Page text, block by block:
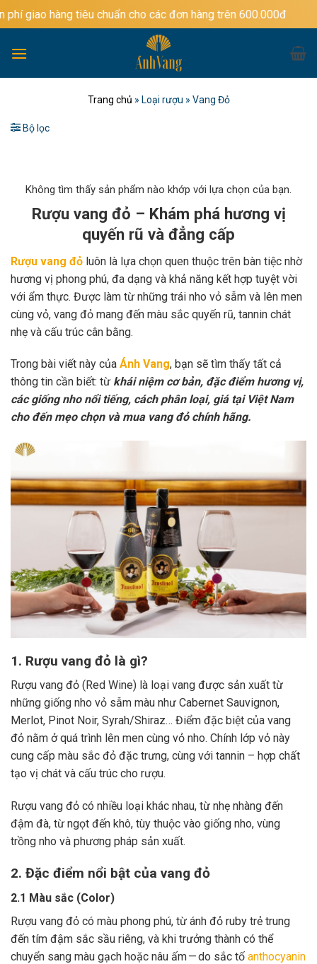
qua
dung
tiêu chuẩn cho các đơn hàng trên 600.000đ
Trang chủ » Loại rượu » Vang Đỏ
Bộ lọc
Không tìm thấy sản phẩm nào khớp với lựa chọn của bạn.
Rượu vang đỏ – Khám phá hương vị
quyến rũ và đẳng cấp
Rượu vang đỏ luôn là lựa chọn quen thuộc trên bàn tiệc nhờ
hương vị phong phú, đa dạng và khả năng kết hợp tuyệt vời
với ẩm thực. Được làm từ những trái nho vỏ sẫm và lên men
cùng vỏ, vang đỏ mang đến màu sắc quyến rũ, tannin chát
nhẹ và cấu trúc cân bằng.
Trong bài viết này của Ánh Vang, bạn sẽ tìm thấy tất cả
thông tin cần biết: từ khái niệm cơ bản, đặc điểm hương vị,
các giống nho nổi tiếng, cách phân loại, giá tại Việt Nam
cho đến mẹo chọn và mua vang đỏ chính hãng.
1. Rượu vang đỏ là gì?
Rượu vang đỏ (Red Wine) là loại vang được sản xuất từ
những giống nho vỏ sẫm màu như Cabernet Sauvignon,
Merlot, Pinot Noir, Syrah/Shiraz… Điểm đặc biệt của vang
đỏ nằm ở quá trình lên men cùng vỏ nho. Chính lớp vỏ này
cung cấp màu sắc đỏ đặc trưng, cùng với tannin – hợp chất
tạo vị chát và cấu trúc cho rượu.
Rượu vang đỏ có nhiều loại khác nhau, từ nhẹ nhàng đến
đậm đà, từ ngọt đến khô, tùy thuộc vào giống nho, vùng
trồng nho và phương pháp sản xuất.
2. Đặc điểm nổi bật của vang đỏ
2.1 Màu sắc (Color)
Rượu vang đỏ có màu phong phú, từ ánh đỏ ruby trẻ trung
đến tím đậm sắc sầu riêng, và khi trưởng thành có thể
chuyển sang màu gạch hoặc nâu ấm — do sắc tố anthocyanin